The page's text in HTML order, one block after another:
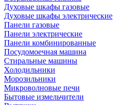
Духовые шкафы газовые
Духовые шкафы электрические
Панели газовые
Панели электрические
Панели комбинированные
Посудомоечная машина
Стиральные машины
Холодильники
Морозильники
Микроволновые печи
Бытовые измельчители